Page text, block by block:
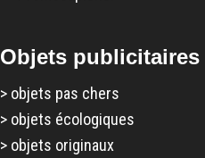
Objets publicitaires
> objets pas chers
> objets écologiques
> objets originaux